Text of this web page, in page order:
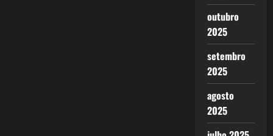
outubro
2025
setembro
2025
agosto
2025